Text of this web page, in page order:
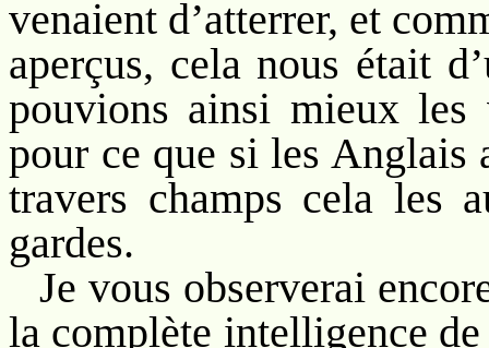
venaient d’atterrer, et
aperçus, cela nous était
pouvions ainsi mieux
pour ce que si les Anglais
travers champs cela les
gardes.
Je vous observerai
la complète intelligence